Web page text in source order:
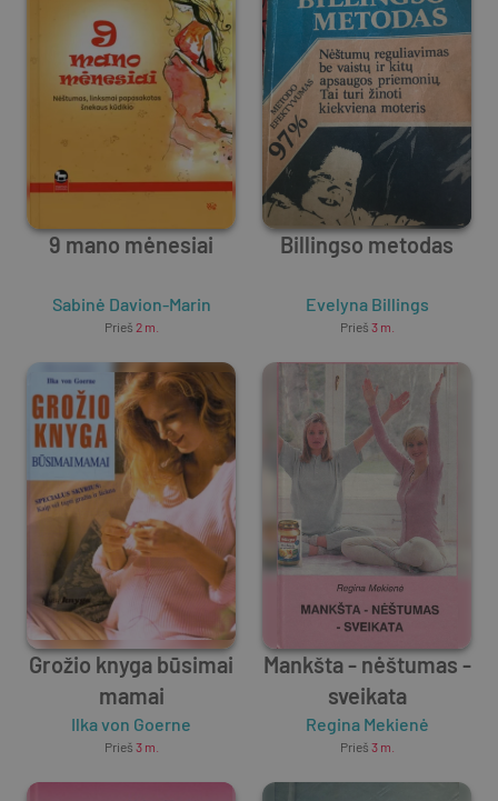
9 mano mėnesiai
Sabinė Davion-Marin
Prieš 2 m.
Billingso metodas
Evelyna Billings
Prieš 3 m.
Grožio knyga būsimai
mamai
Ilka von Goerne
Prieš 3 m.
Mankšta - nėštumas -
sveikata
Regina Mekienė
Prieš 3 m.